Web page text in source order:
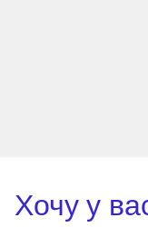
Хочу у